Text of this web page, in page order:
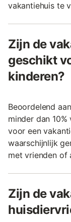
vakantiehuis te
Zijn de
geschikt
kinderen?
Beoordelend
minder dan
voor een
waarschijnlijk
met vrienden of
Zijn de